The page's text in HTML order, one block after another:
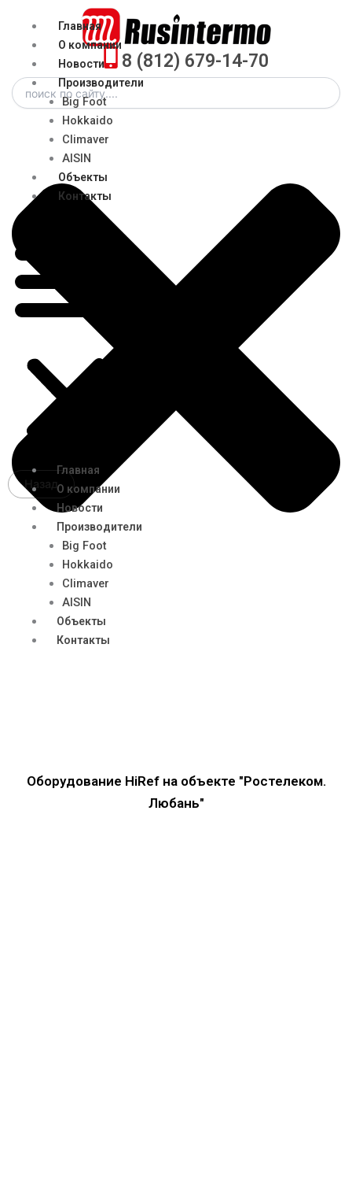
содержимому
Главная
О компании
Новости
Производители
Big Foot
Hokkaido
Climaver
AISIN
Объекты
Контакты
Menu
Главная
О компании
Новости
Производители
Big Foot
Hokkaido
Climaver
AISIN
Объекты
Контакты
8 (812) 679-14-70
Search
Назад
Оборудование HiRef на объекте "Ростелеком.
Любань"